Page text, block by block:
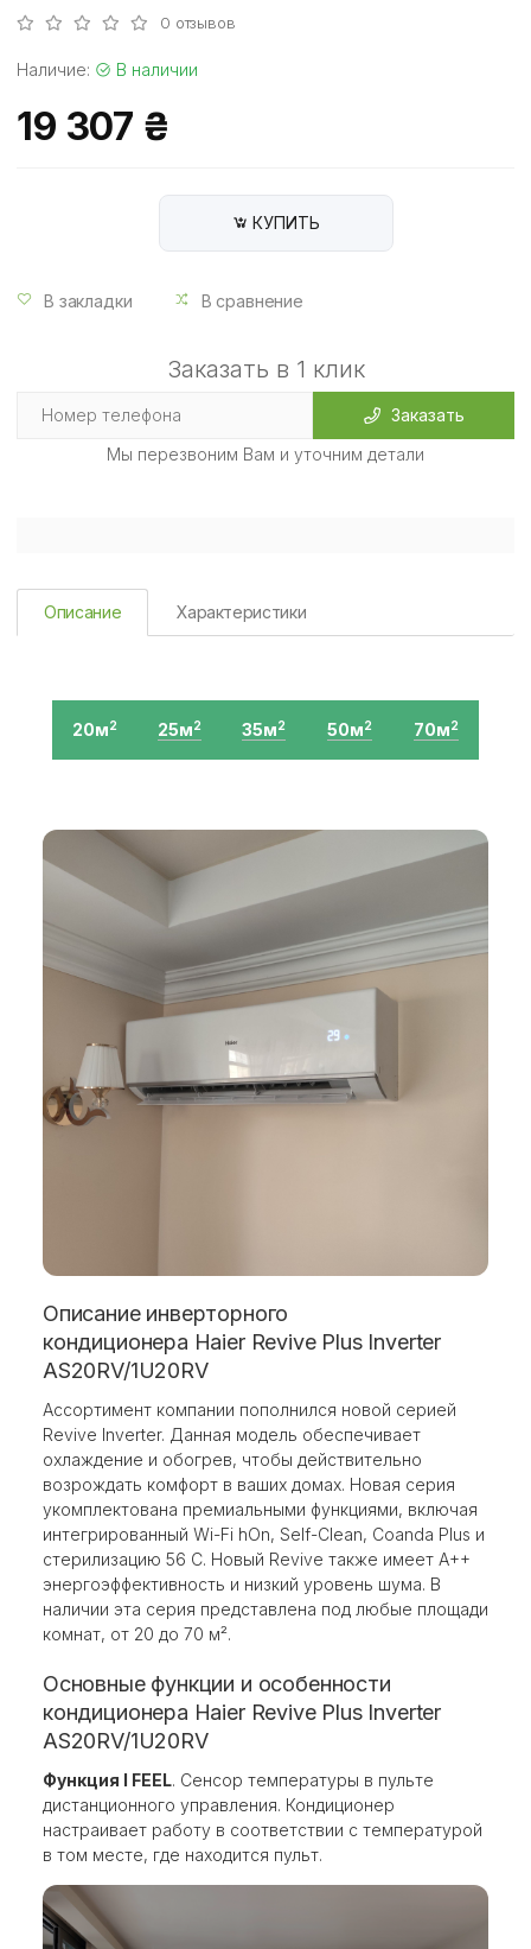
0 отзывов
Наличие: В наличии
19 307 ₴
КУПИТЬ
В закладки В сравнение
Заказать в 1 клик
Заказать
Мы перезвоним Вам и уточним детали
Описание Характеристики
20м2 25м2 35м2 50м2 70м2
Описание инверторного
кондиционера Haier Revive Plus Inverter
AS20RV/1U20RV
Ассортимент компании пополнился новой серией
Revive Inverter. Данная модель обеспечивает
охлаждение и обогрев, чтобы действительно
возрождать комфорт в ваших домах. Новая серия
укомплектована премиальными функциями, включая
интегрированный Wi-Fi hOn, Self-Clean, Coanda Plus и
стерилизацию 56 С. Новый Revive также имеет A++
энергоэффективность и низкий уровень шума. В
наличии эта серия представлена под любые площади
комнат, от 20 до 70 м².
Основные функции и особенности
кондиционера Haier Revive Plus Inverter
AS20RV/1U20RV
Функция I FEEL. Сенсор температуры в пульте
дистанционного управления. Кондиционер
настраивает работу в соответствии с температурой
в том месте, где находится пульт.